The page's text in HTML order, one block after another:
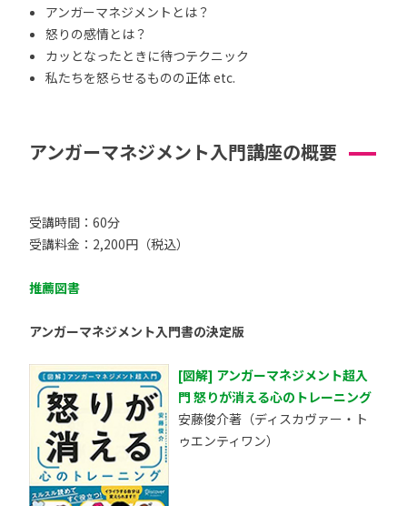
アンガーマネジメントとは？
怒りの感情とは？
カッとなったときに待つテクニック
私たちを怒らせるものの正体 etc.
アンガーマネジメント入門講座の概要
受講時間：60分
受講料金：2,200円（税込）
推薦図書
アンガーマネジメント入門書の決定版
[図解] アンガーマネジメント超入
門 怒りが消える心のトレーニング
安藤俊介著（ディスカヴァー・ト
ゥエンティワン）